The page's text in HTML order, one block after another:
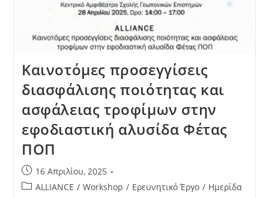
Καινοτόμες προσεγγίσεις
διασφάλισης ποιότητας και
ασφάλειας τροφίμων στην
εφοδιαστική αλυσίδα Φέτας
ΠΟΠ
16 Απριλίου, 2025
ALLIANCE / Workshop / Ερευνητικό Έργο / Ημερίδα